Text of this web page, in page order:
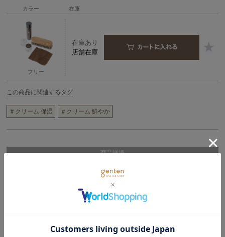
カラー 在庫
フリー
在庫あり
店舗在庫
この商品に関連するタグ
＃クリーム 保湿 ＃クリーム 鮮やか
商品詳細
・ミニデリケートクリーム
・ミニ防水スプレー